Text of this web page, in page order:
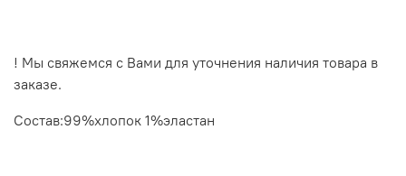
! Мы свяжемся с Вами для уточнения наличия товара в
заказе.
Состав:99%хлопок 1%эластан